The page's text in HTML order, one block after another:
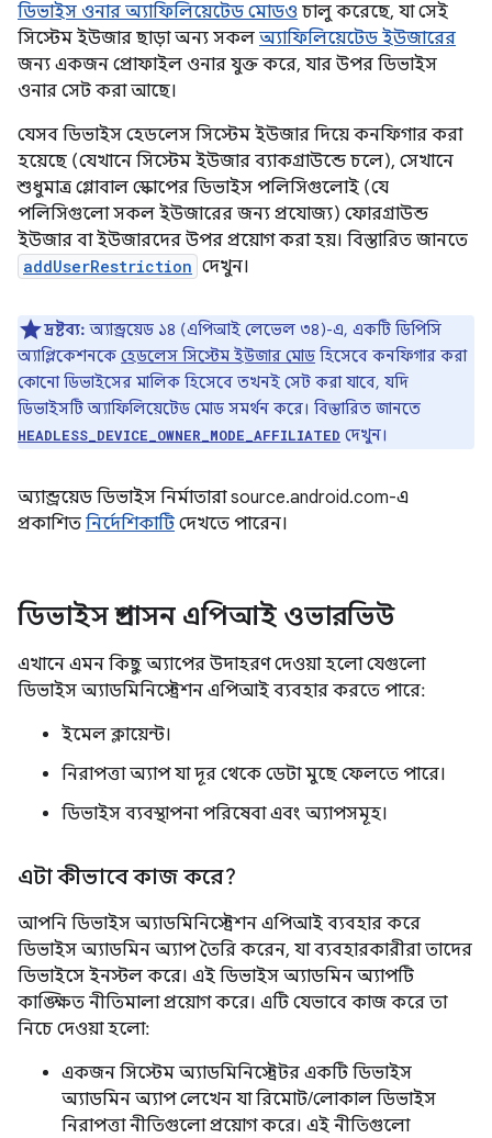
ডিভাইস ওনার অ্যাফিলিয়েটেড মোডও চালু করেছে, যা সেই
সিস্টেম ইউজার ছাড়া অন্য সকল অ্যাফিলিয়েটেড ইউজারের
জন্য একজন প্রোফাইল ওনার যুক্ত করে, যার উপর ডিভাইস
ওনার সেট করা আছে।
যেসব ডিভাইস হেডলেস সিস্টেম ইউজার দিয়ে কনফিগার করা
হয়েছে (যেখানে সিস্টেম ইউজার ব্যাকগ্রাউন্ডে চলে), সেখানে
শুধুমাত্র গ্লোবাল স্কোপের ডিভাইস পলিসিগুলোই (যে
পলিসিগুলো সকল ইউজারের জন্য প্রযোজ্য) ফোরগ্রাউন্ড
ইউজার বা ইউজারদের উপর প্রয়োগ করা হয়। বিস্তারিত জানতে
addUserRestriction দেখুন।
দ্রষ্টব্য: অ্যান্ড্রয়েড ১৪ (এপিআই লেভেল ৩৪)-এ, একটি ডিপিসি
অ্যাপ্লিকেশনকে হেডলেস সিস্টেম ইউজার মোড হিসেবে কনফিগার করা
কোনো ডিভাইসের মালিক হিসেবে তখনই সেট করা যাবে, যদি
ডিভাইসটি অ্যাফিলিয়েটেড মোড সমর্থন করে। বিস্তারিত জানতে
HEADLESS_DEVICE_OWNER_MODE_AFFILIATED দেখুন।
অ্যান্ড্রয়েড ডিভাইস নির্মাতারা source.android.com-এ
প্রকাশিত নির্দেশিকাটি দেখতে পারেন।
ডিভাইস প্রশাসন এপিআই ওভারভিউ
এখানে এমন কিছু অ্যাপের উদাহরণ দেওয়া হলো যেগুলো
ডিভাইস অ্যাডমিনিস্ট্রেশন এপিআই ব্যবহার করতে পারে:
ইমেল ক্লায়েন্ট।
নিরাপত্তা অ্যাপ যা দূর থেকে ডেটা মুছে ফেলতে পারে।
ডিভাইস ব্যবস্থাপনা পরিষেবা এবং অ্যাপসমূহ।
এটা কীভাবে কাজ করে?
আপনি ডিভাইস অ্যাডমিনিস্ট্রেশন এপিআই ব্যবহার করে
ডিভাইস অ্যাডমিন অ্যাপ তৈরি করেন, যা ব্যবহারকারীরা তাদের
ডিভাইসে ইনস্টল করে। এই ডিভাইস অ্যাডমিন অ্যাপটি
কাঙ্ক্ষিত নীতিমালা প্রয়োগ করে। এটি যেভাবে কাজ করে তা
নিচে দেওয়া হলো:
একজন সিস্টেম অ্যাডমিনিস্ট্রেটর একটি ডিভাইস
অ্যাডমিন অ্যাপ লেখেন যা রিমোট/লোকাল ডিভাইস
নিরাপত্তা নীতিগুলো প্রয়োগ করে। এই নীতিগুলো